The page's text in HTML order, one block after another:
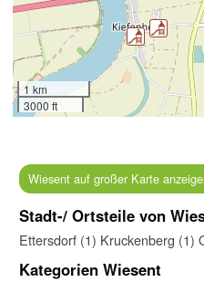
1 km
3000 ft
Wiesent auf großer Karte
Stadt-/ Ortsteile von
Ettersdorf (1) Kruckenberg (1)
Kategorien Wiesent